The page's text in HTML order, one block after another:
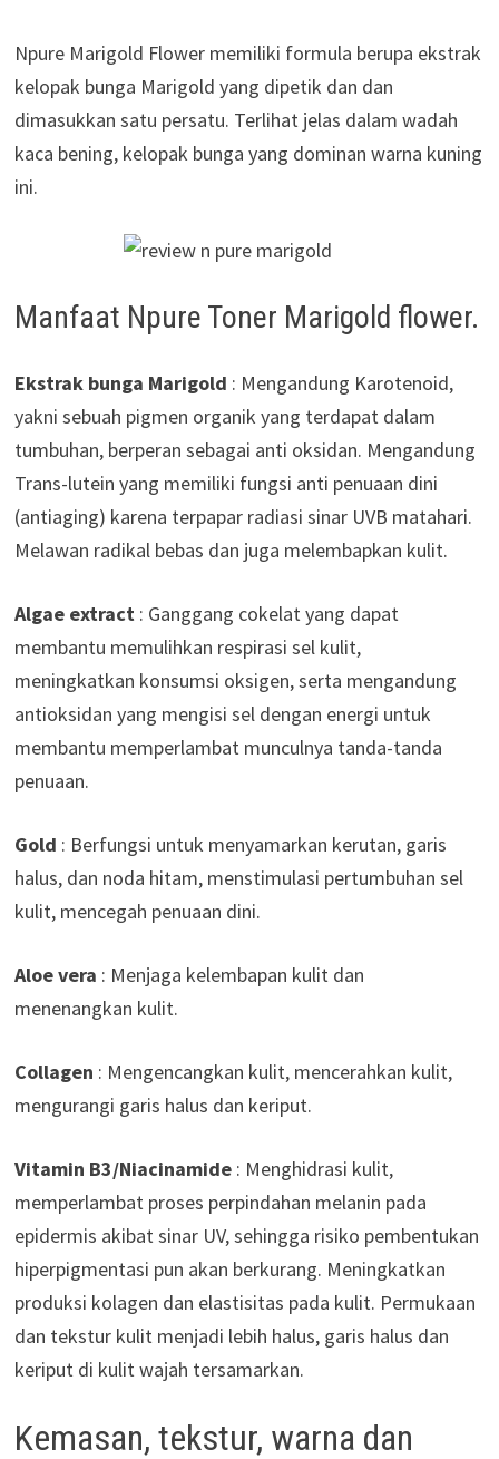
Npure Marigold Flower memiliki formula berupa ekstrak
kelopak bunga Marigold yang dipetik dan dan
dimasukkan satu persatu. Terlihat jelas dalam wadah
kaca bening, kelopak bunga yang dominan warna kuning
ini.
Manfaat Npure Toner Marigold flower.
Ekstrak bunga Marigold : Mengandung Karotenoid,
yakni sebuah pigmen organik yang terdapat dalam
tumbuhan, berperan sebagai anti oksidan. Mengandung
Trans-lutein yang memiliki fungsi anti penuaan dini
(antiaging) karena terpapar radiasi sinar UVB matahari.
Melawan radikal bebas dan juga melembapkan kulit.
Algae extract: Ganggang cokelat yang dapat
membantu memulihkan respirasi sel kulit,
meningkatkan konsumsi oksigen, serta mengandung
antioksidan yang mengisi sel dengan energi untuk
membantu memperlambat munculnya tanda-tanda
penuaan.
Gold : Berfungsi untuk menyamarkan kerutan, garis
halus, dan noda hitam, menstimulasi pertumbuhan sel
kulit, mencegah penuaan dini.
Aloe vera : Menjaga kelembapan kulit dan
menenangkan kulit.
Collagen : Mengencangkan kulit, mencerahkan kulit,
mengurangi garis halus dan keriput.
Vitamin B3/Niacinamide: Menghidrasi kulit,
memperlambat proses perpindahan melanin pada
epidermis akibat sinar UV, sehingga risiko pembentukan
hiperpigmentasi pun akan berkurang. Meningkatkan
produksi kolagen dan elastisitas pada kulit. Permukaan
dan tekstur kulit menjadi lebih halus, garis halus dan
keriput di kulit wajah tersamarkan.
Kemasan, tekstur, warna dan